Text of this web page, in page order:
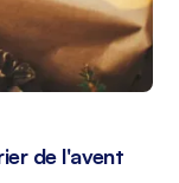
de l'avent